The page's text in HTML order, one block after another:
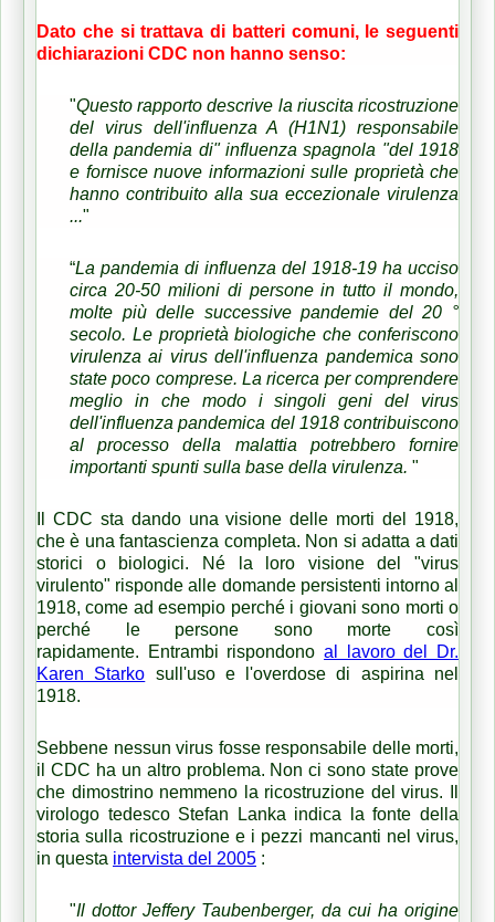
Dato che si trattava di batteri comuni, le seguenti
dichiarazioni CDC non hanno senso:
"Questo rapporto descrive la riuscita ricostruzione
del virus dell'influenza A (H1N1) responsabile
della pandemia di" influenza spagnola "del 1918
e fornisce nuove informazioni sulle proprietà che
hanno contribuito alla sua eccezionale virulenza
..."
“La pandemia di influenza del 1918-19 ha ucciso
circa 20-50 milioni di persone in tutto il mondo,
molte più delle successive pandemie del 20 °
secolo. Le proprietà biologiche che conferiscono
virulenza ai virus dell'influenza pandemica sono
state poco comprese. La ricerca per comprendere
meglio in che modo i singoli geni del virus
dell'influenza pandemica del 1918 contribuiscono
al processo della malattia potrebbero fornire
importanti spunti sulla base della virulenza. "
Il CDC sta dando una visione delle morti del 1918,
che è una fantascienza completa. Non si adatta a dati
storici o biologici.
Né la loro visione del "virus
virulento" risponde alle domande persistenti intorno al
1918, come ad esempio perché i giovani sono morti o
perché le persone sono morte così
rapidamente.
Entrambi rispondonoal lavoro del Dr.
Karen Starko sull'uso e l'overdose di aspirina nel
1918.
Sebbene nessun virus fosse responsabile delle morti,
il CDC ha un altro problema. Non ci sono state prove
che dimostrino nemmeno la ricostruzione del virus.
virologo tedesco Stefan Lanka indica la fonte della
storia sulla ricostruzione e i pezzi mancanti nel virus,
in questa intervista del 2005 :
"Il dottor Jeffery Taubenberger, da cui ha origine